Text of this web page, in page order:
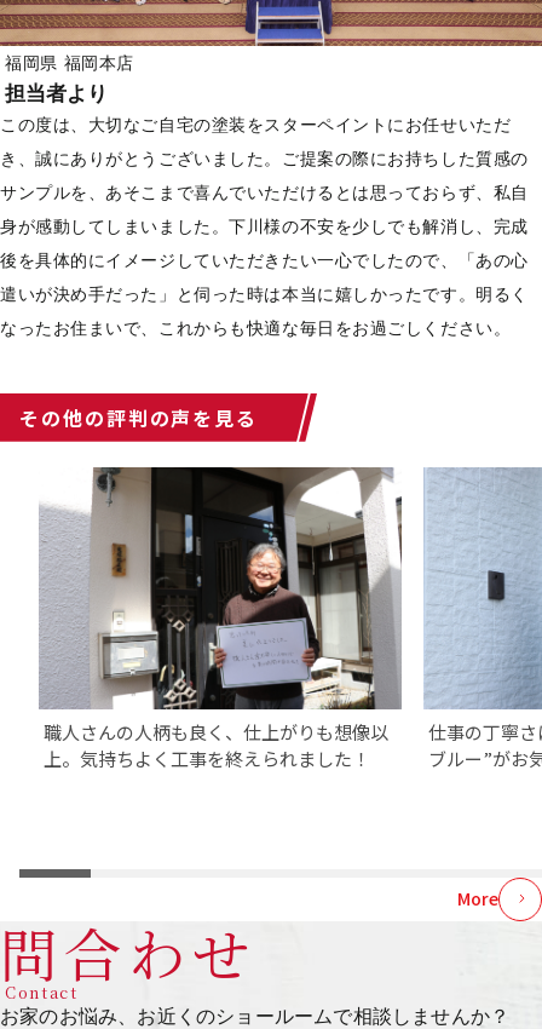
福岡県 福岡本店
担当者より
この度は、大切なご自宅の塗装をスターペイントにお任せいただ
き、誠にありがとうございました。ご提案の際にお持ちした質感の
サンプルを、あそこまで喜んでいただけるとは思っておらず、私自
身が感動してしまいました。下川様の不安を少しでも解消し、完成
後を具体的にイメージしていただきたい一心でしたので、「あの心
遣いが決め手だった」と伺った時は本当に嬉しかったです。明るく
なったお住まいで、これからも快適な毎日をお過ごしください。
その他の評判の声を見る
職人さんの人柄も良く、仕上がりも想像以
上。気持ちよく工事を終えられました！
仕事の丁寧
ブルー”がお
More
問合わせ
Contact
お家のお悩み、お近くのショールームで相談しませんか？